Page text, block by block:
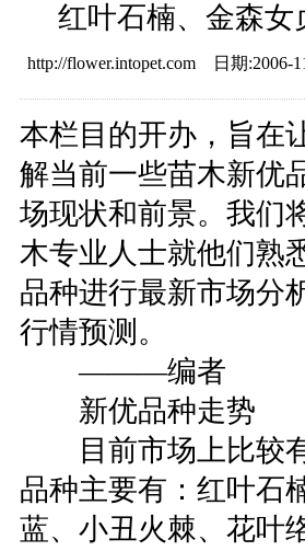
红叶石楠、金森
http://flower.intopet.com 日期
本栏目的开办，旨在
解当前一些苗木新优
场现状和前景。我们
木专业人士就他们熟
品种进行最新市场分
行情预测。
———编者
新优品种走势
目前市场上比较
品种主要有：红叶石
蓝、小丑火棘、花叶